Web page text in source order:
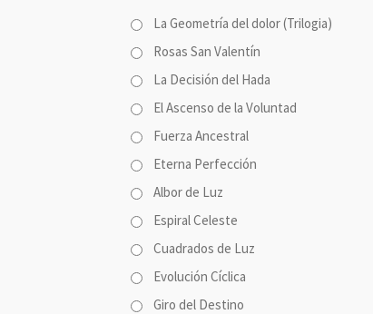
La Geometría del dolor (Trilogia)
Rosas San Valentín
La Decisión del Hada
El Ascenso de la Voluntad
Fuerza Ancestral
Eterna Perfección
Albor de Luz
Espiral Celeste
Cuadrados de Luz
Evolución Cíclica
Giro del Destino